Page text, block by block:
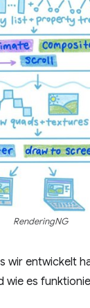
RenderingNG
wir entwickelt
wie es